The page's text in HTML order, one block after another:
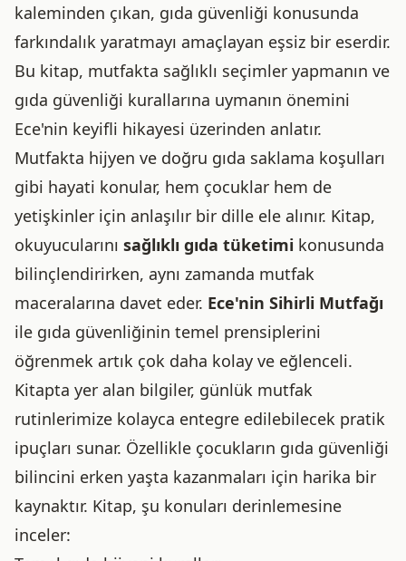
kaleminden çıkan, gıda güvenliği konusunda
farkındalık yaratmayı amaçlayan eşsiz bir eserdir.
Bu kitap, mutfakta sağlıklı seçimler yapmanın ve
gıda güvenliği kurallarına uymanın önemini
Ece'nin keyifli hikayesi üzerinden anlatır.
Mutfakta hijyen ve doğru gıda saklama koşulları
gibi hayati konular, hem çocuklar hem de
yetişkinler için anlaşılır bir dille ele alınır. Kitap,
okuyucularını sağlıklı gıda tüketimi konusunda
bilinçlendirirken, aynı zamanda mutfak
maceralarına davet eder. Ece'nin Sihirli Mutfağı
ile gıda güvenliğinin temel prensiplerini
öğrenmek artık çok daha kolay ve eğlenceli.
Kitapta yer alan bilgiler, günlük mutfak
rutinlerimize kolayca entegre edilebilecek pratik
ipuçları sunar. Özellikle çocukların gıda güvenliği
bilincini erken yaşta kazanmaları için harika bir
kaynaktır. Kitap, şu konuları derinlemesine
inceler: